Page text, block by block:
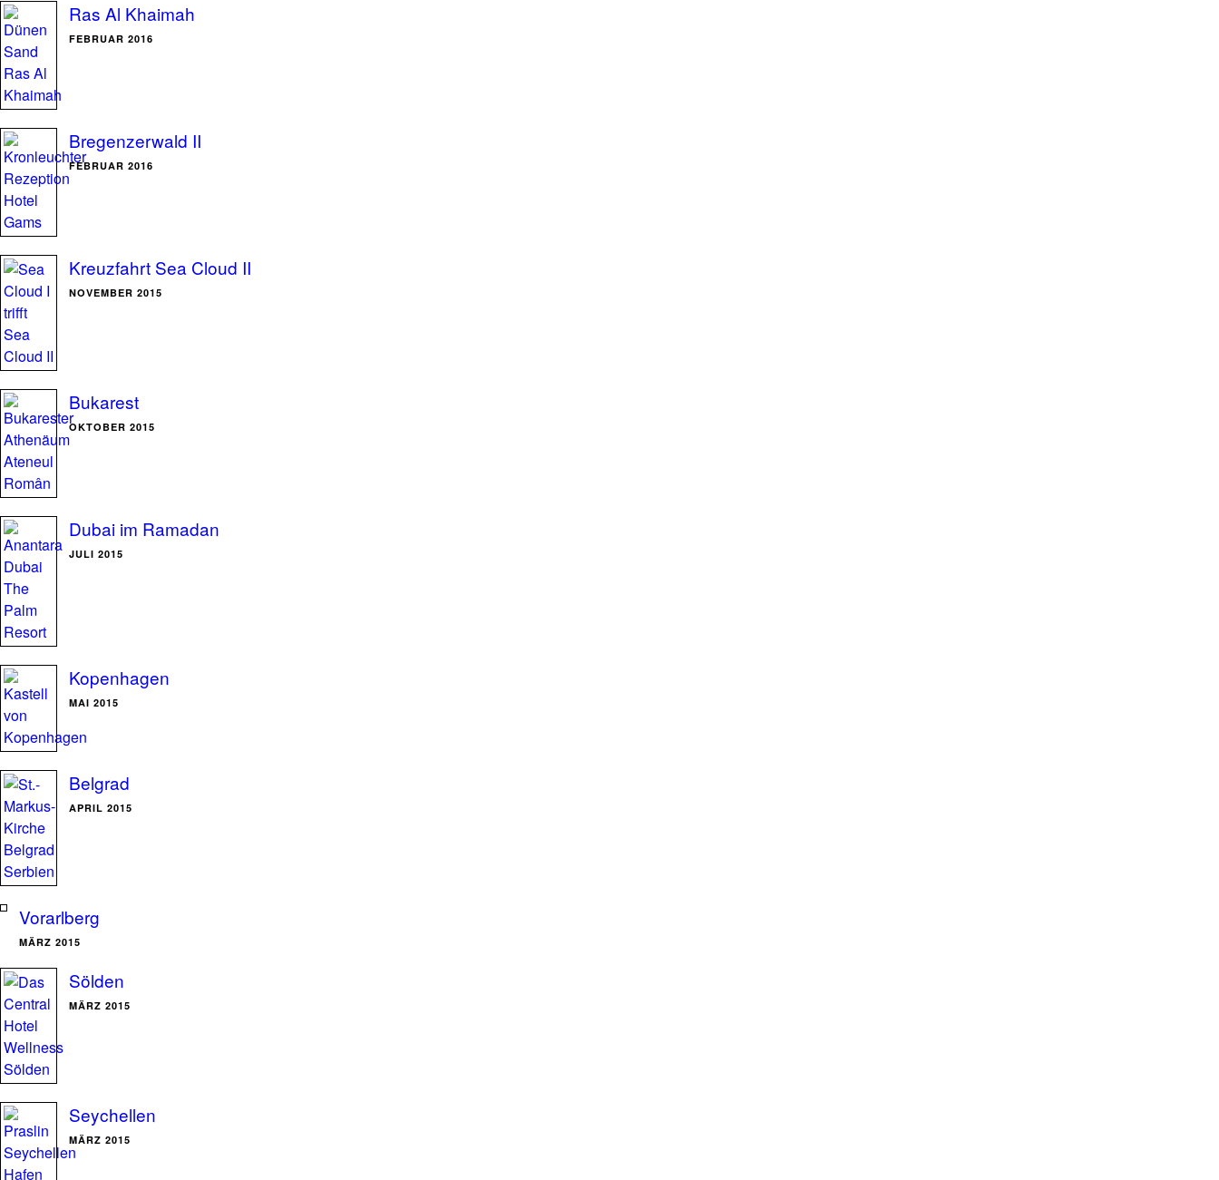
Ras Al Khaimah
FEBRUAR 2016
Bregenzerwald II
FEBRUAR 2016
Kreuzfahrt Sea Cloud II
NOVEMBER 2015
Bukarest
OKTOBER 2015
Dubai im Ramadan
JULI 2015
Kopenhagen
MAI 2015
Belgrad
APRIL 2015
Vorarlberg
MÄRZ 2015
Sölden
MÄRZ 2015
Seychellen
MÄRZ 2015